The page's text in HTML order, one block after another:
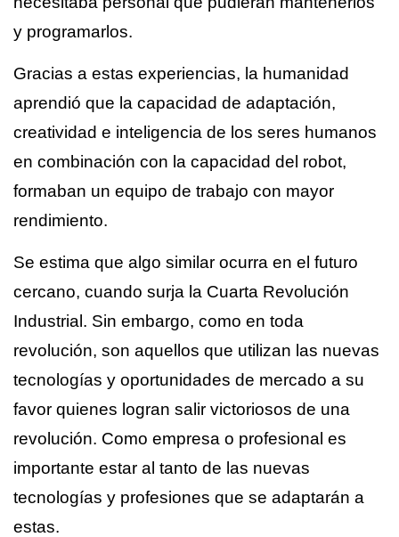
y programarlos.
Gracias a estas experiencias, la humanidad
aprendió que la capacidad de adaptación,
creatividad e inteligencia de los seres humanos
en combinación con la capacidad del robot,
formaban un equipo de trabajo con mayor
rendimiento.
Se estima que algo similar ocurra en el futuro
cercano, cuando surja la Cuarta Revolución
Industrial. Sin embargo, como en toda
revolución, son aquellos que utilizan las nuevas
tecnologías y oportunidades de mercado a su
favor quienes logran salir victoriosos de una
revolución. Como empresa o profesional es
importante estar al tanto de las nuevas
tecnologías y profesiones que se adaptarán a
estas.